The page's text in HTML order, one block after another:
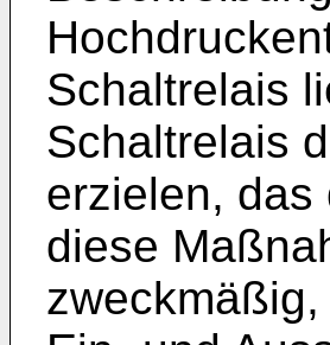
Schaltrelais
Schaltrelais
erzielen, das
diese